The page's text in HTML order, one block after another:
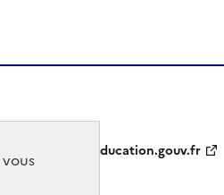
education.gouv.fr